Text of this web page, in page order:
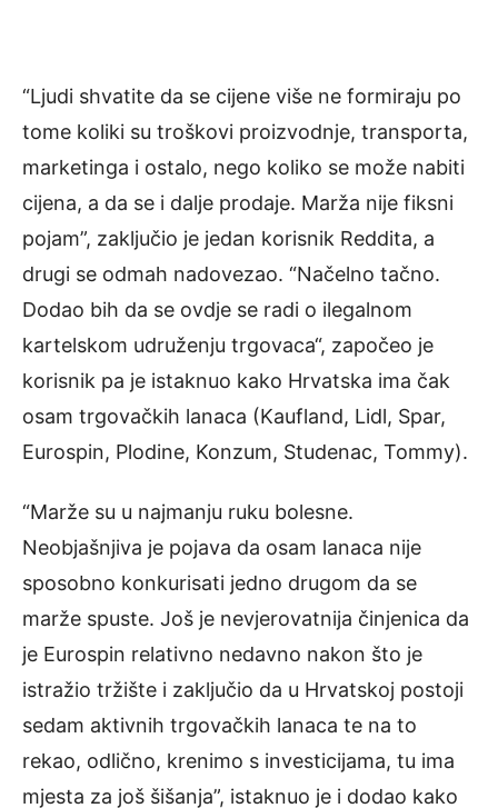
“Ljudi shvatite da se cijene više ne formiraju po
tome koliki su troškovi proizvodnje, transporta,
marketinga i ostalo, nego koliko se može nabiti
cijena, a da se i dalje prodaje. Marža nije fiksni
pojam”, zaključio je jedan korisnik Reddita, a
drugi se odmah nadovezao. “Načelno tačno.
Dodao bih da se ovdje se radi o ilegalnom
kartelskom udruženju trgovaca“, započeo je
korisnik pa je istaknuo kako Hrvatska ima čak
osam trgovačkih lanaca (Kaufland, Lidl, Spar,
Eurospin, Plodine, Konzum, Studenac, Tommy).
“Marže su u najmanju ruku bolesne.
Neobjašnjiva je pojava da osam lanaca nije
sposobno konkurisati jedno drugom da se
marže spuste. Još je nevjerovatnija činjenica da
je Eurospin relativno nedavno nakon što je
istražio tržište i zaključio da u Hrvatskoj postoji
sedam aktivnih trgovačkih lanaca te na to
rekao, odlično, krenimo s investicijama, tu ima
mjesta za još šišanja”, istaknuo je i dodao kako